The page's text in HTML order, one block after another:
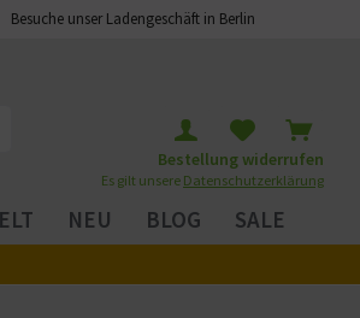
Besuche unser Ladengeschäft in Berlin
Bestellung widerrufen
Es gilt unsere Datenschutzerklärung
NEU BLOG SALE